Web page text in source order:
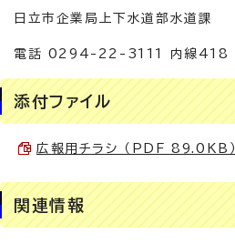
日立市企業局上下水道部水道課
電話 0294-22-3111 内線418
添付ファイル
広報用チラシ （PDF 89.0KB）
関連情報